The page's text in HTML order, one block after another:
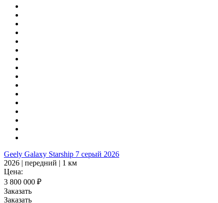
Geely Galaxy Starship 7 серый 2026
2026 | передний | 1 км
Цена:
3 800 000 ₽
Заказать
Заказать